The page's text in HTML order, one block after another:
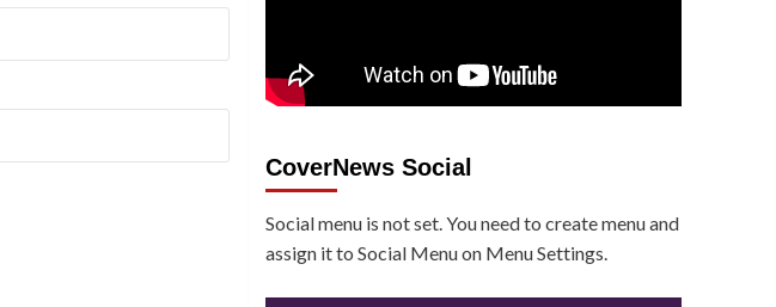
CoverNews Social
Social menu is not set. You need to create menu and
assign it to Social Menu on Menu Settings.